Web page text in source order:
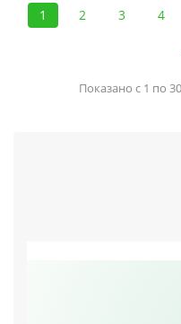
1 2 3 4
Показано с 1 по